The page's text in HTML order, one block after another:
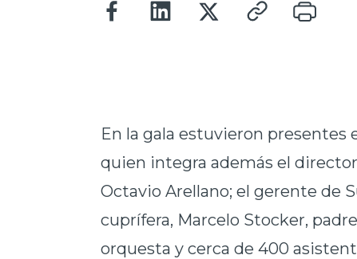
En la gala estuvieron presentes
quien integra además el
Octavio Arellano; el gerente de
cuprífera, Marcelo Stocker,
orquesta y cerca de 400